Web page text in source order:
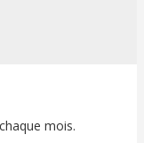
mois.